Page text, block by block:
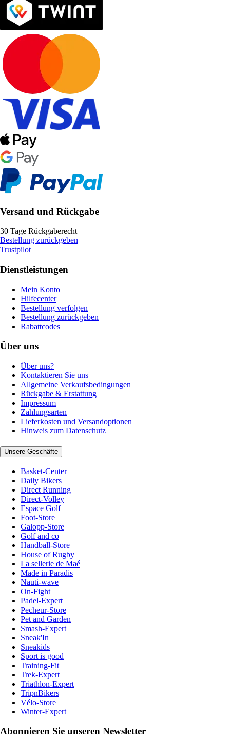
Versand und Rückgabe
30 Tage Rückgaberecht
Bestellung zurückgeben
Trustpilot
Dienstleistungen
Mein Konto
Hilfecenter
Bestellung verfolgen
Bestellung zurückgeben
Rabattcodes
Über uns
Über uns?
Kontaktieren Sie uns
Allgemeine Verkaufsbedingungen
Rückgabe & Erstattung
Impressum
Zahlungsarten
Lieferkosten und Versandoptionen
Hinweis zum Datenschutz
Unsere Geschäfte
Basket-Center
Daily Bikers
Direct Running
Direct-Volley
Espace Golf
Foot-Store
Galopp-Store
Golf and co
Handball-Store
House of Rugby
La sellerie de Maé
Made in Paradis
Nauti-wave
On-Fight
Padel-Expert
Pecheur-Store
Pet and Garden
Smash-Expert
Sneak'In
Sneakids
Sport is good
Training-Fit
Trek-Expert
Triathlon-Expert
TripnBikers
Vélo-Store
Winter-Expert
Abonnieren Sie unseren Newsletter